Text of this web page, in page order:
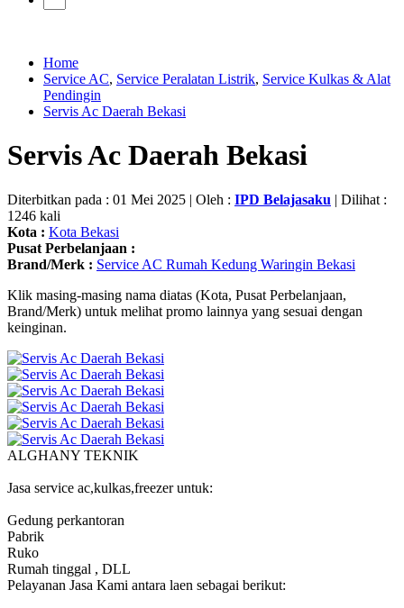
Home
Service AC, Service Peralatan Listrik, Service Kulkas & Alat
Pendingin
Servis Ac Daerah Bekasi
Servis Ac Daerah Bekasi
Diterbitkan pada : 01 Mei 2025 | Oleh : IPD Belajasaku | Dilihat :
1246 kali
Kota : Kota Bekasi
Pusat Perbelanjaan :
Brand/Merk : Service AC Rumah Kedung Waringin Bekasi
Klik masing-masing nama diatas (Kota, Pusat Perbelanjaan,
Brand/Merk) untuk melihat promo lainnya yang sesuai dengan
keinginan.
ALGHANY TEKNIK
Jasa service ac,kulkas,freezer untuk:
Gedung perkantoran
Pabrik
Ruko
Rumah tinggal , DLL
Pelayanan Jasa Kami antara laen sebagai berikut: